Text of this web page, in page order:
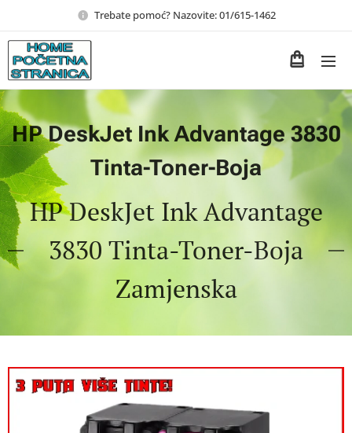
Trebate pomoć? Nazovite: 01/615-1462
HP DeskJet Ink Advantage 3830
Tinta-Toner-Boja
HP DeskJet Ink Advantage
3830 Tinta-Toner-Boja
Zamjenska